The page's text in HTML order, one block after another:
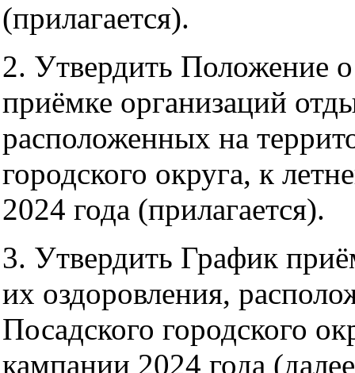
(прилагается).
2. Утвердить Положение
приёмке организаций
расположенных на
городского округа, к
2024 года (прилагается).
3. Утвердить График
их оздоровления,
Посадского городского
кампании 2024 года